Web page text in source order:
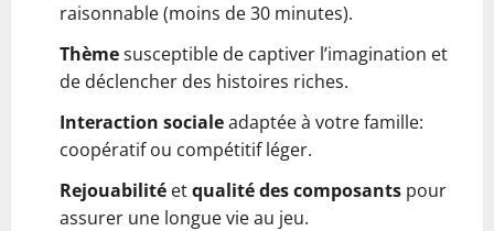
raisonnable (moins de 30 minutes).
Thèmesusceptible de captiver l’imagination et
de déclencher des histoires riches.
Interaction socialeadaptée à votre famille:
coopératif ou compétitif léger.
Rejouabilité etqualité des composants pour
assurer une longue vie au jeu.